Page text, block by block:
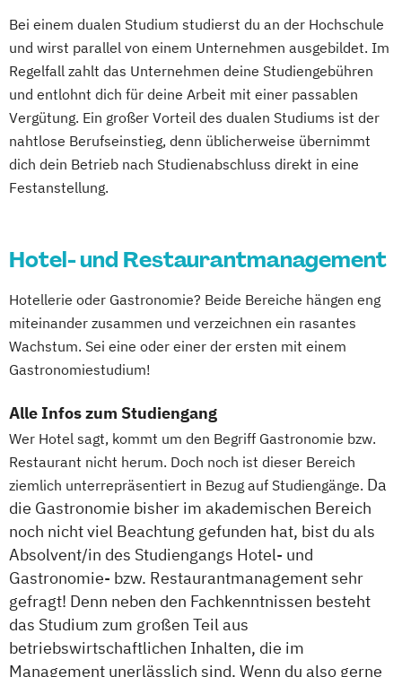
Bei einem dualen Studium studierst du an der Hochschule
und wirst parallel von einem Unternehmen ausgebildet. Im
Regelfall zahlt das Unternehmen deine Studiengebühren
und entlohnt dich für deine Arbeit mit einer passablen
Vergütung. Ein großer Vorteil des dualen Studiums ist der
nahtlose Berufseinstieg, denn üblicherweise übernimmt
dich dein Betrieb nach Studienabschluss direkt in eine
Festanstellung.
Hotel- und Restaurantmanagement
Hotellerie oder Gastronomie? Beide Bereiche hängen eng
miteinander zusammen und verzeichnen ein rasantes
Wachstum. Sei eine oder einer der ersten mit einem
Gastronomiestudium!
Alle Infos zum Studiengang
Wer Hotel sagt, kommt um den Begriff Gastronomie bzw.
Restaurant nicht herum. Doch noch ist dieser Bereich
ziemlich unterrepräsentiert in Bezug auf Studiengänge. Da
die Gastronomie bisher im akademischen Bereich
noch nicht viel Beachtung gefunden hat, bist du als
Absolvent/in des Studiengangs Hotel- und
Gastronomie- bzw. Restaurantmanagement sehr
gefragt! Denn neben den Fachkenntnissen besteht
das Studium zum großen Teil aus
betriebswirtschaftlichen Inhalten, die im
Management unerlässlich sind. Wenn du also gerne